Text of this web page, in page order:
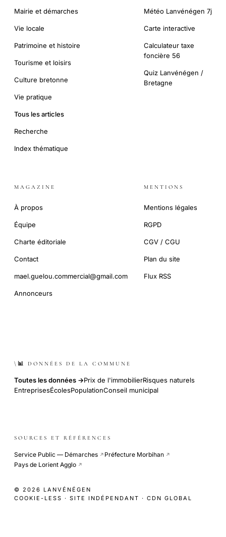
Mairie et démarches
Vie locale
Patrimoine et histoire
Tourisme et loisirs
Culture bretonne
Vie pratique
Tous les articles
Recherche
Index thématique
Météo Lanvénégen 7j
Carte interactive
Calculateur taxe
foncière 56
Quiz Lanvénégen /
Bretagne
MAGAZINE
À propos
Équipe
Charte éditoriale
Contact
mael.guelou.commercial@gmail.com
Annonceurs
MENTIONS
Mentions légales
RGPD
CGV / CGU
Plan du site
Flux RSS
\📊 DONNÉES DE LA COMMUNE
Toutes les données →Prix de l'immobilierRisques naturels
EntreprisesÉcolesPopulationConseil municipal
SOURCES ET RÉFÉRENCES
Service Public — Démarches ↗ Préfecture Morbihan ↗
Pays de Lorient Agglo ↗
© 2026 LANVÉNÉGEN
COOKIE-LESS · SITE INDÉPENDANT · CDN GLOBAL